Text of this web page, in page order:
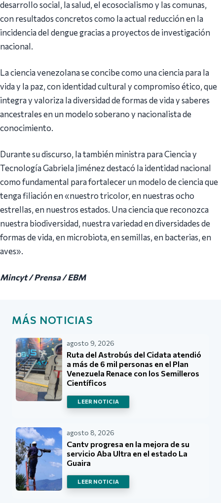
desarrollo social, la salud, el ecosocialismo y las comunas,
con resultados concretos como la actual reducción en la
incidencia del dengue gracias a proyectos de investigación
nacional.
La ciencia venezolana se concibe como una ciencia para la
vida y la paz, con identidad cultural y compromiso ético, que
integra y valoriza la diversidad de formas de vida y saberes
ancestrales en un modelo soberano y nacionalista de
conocimiento.
Durante su discurso, la también ministra para Ciencia y
Tecnología Gabriela Jiménez destacó la identidad nacional
como fundamental para fortalecer un modelo de ciencia que
tenga filiación en «nuestro tricolor, en nuestras ocho
estrellas, en nuestros estados. Una ciencia que reconozca
nuestra biodiversidad, nuestra variedad en diversidades de
formas de vida, en microbiota, en semillas, en bacterias, en
aves».
Mincyt / Prensa / EBM
MÁS NOTICIAS
agosto 9, 2026
Ruta del Astrobús del Cidata atendió
a más de 6 mil personas en el Plan
Venezuela Renace con los Semilleros
Científicos
LEER NOTICIA
agosto 8, 2026
Cantv progresa en la mejora de su
servicio Aba Ultra en el estado La
Guaira
LEER NOTICIA